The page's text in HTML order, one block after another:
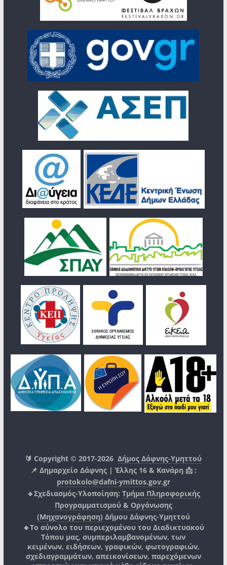
🔰 Copyright © 2017-2026Δήμος Δάφνης-Υμηττού
📌 Δημαρχείο Δάφνης | Έλλης 16 & Κανάρη 📩 :
protokolo@dafni-ymittos.gov.gr
🔹Σχεδιασμός-Υλοποίηση: Τμήμα Πληροφορικής
Προγραμματισμού & Οργάνωσης
(Μηχανογράφηση) Δήμου Δάφνης-Υμηττού
🔸Το σύνολο του περιεχομένου του Διαδικτυακού
Τόπου μας, συμπεριλαμβανομένων, των
κειμένων, ειδήσεων, γραφικών, φωτογραφιών,
σχεδιαγραμμάτων, απεικονίσεων, παρεχόμενων